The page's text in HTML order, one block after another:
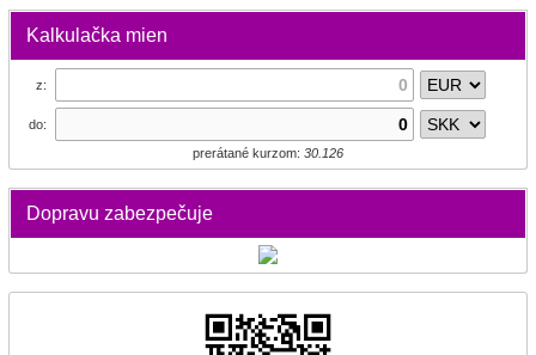
Kalkulačka mien
z:
do:
prerátané kurzom: 30.126
Dopravu zabezpečuje